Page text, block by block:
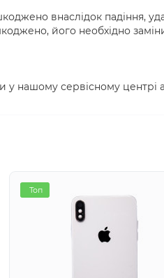
внаслідок падіння,
його необхідно
нашому сервісному центрі
Топ